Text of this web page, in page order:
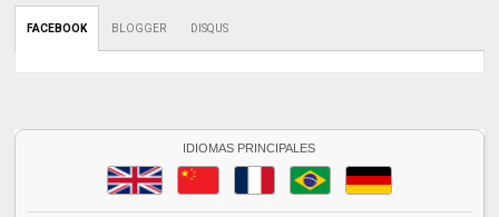
FACEBOOK BLOGGER DISQUS
IDIOMAS PRINCIPALES